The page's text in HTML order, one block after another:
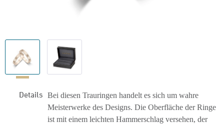
Details Bei diesen Trauringen handelt es sich um wahre
Meisterwerke des Designs. Die Oberfläche der Ringe
ist mit einem leichten Hammerschlag versehen, der